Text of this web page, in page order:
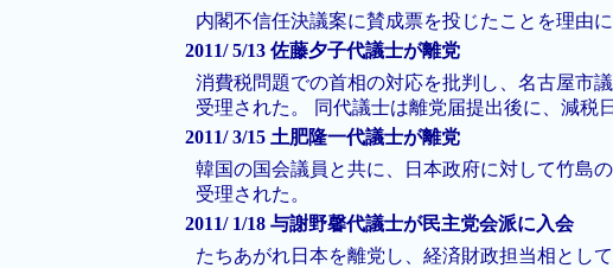
内閣不信任決議案に賛成票を投じたことを理由
2011/ 5/13 佐藤夕子代議士が離党
消費税問題での首相の対応を批判し、名古屋市
受理された。 同代議士は離党届提出後に、減税
2011/ 3/15 土肥隆一代議士が離党
韓国の国会議員と共に、日本政府に対して竹島
受理された。
2011/ 1/18 与謝野馨代議士が民主党会派に入会
たちあがれ日本を離党し、経済財政担当相とし